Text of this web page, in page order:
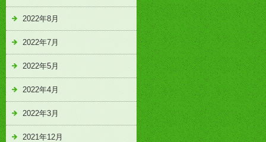
2022年8月
2022年7月
2022年5月
2022年4月
2022年3月
2021年12月